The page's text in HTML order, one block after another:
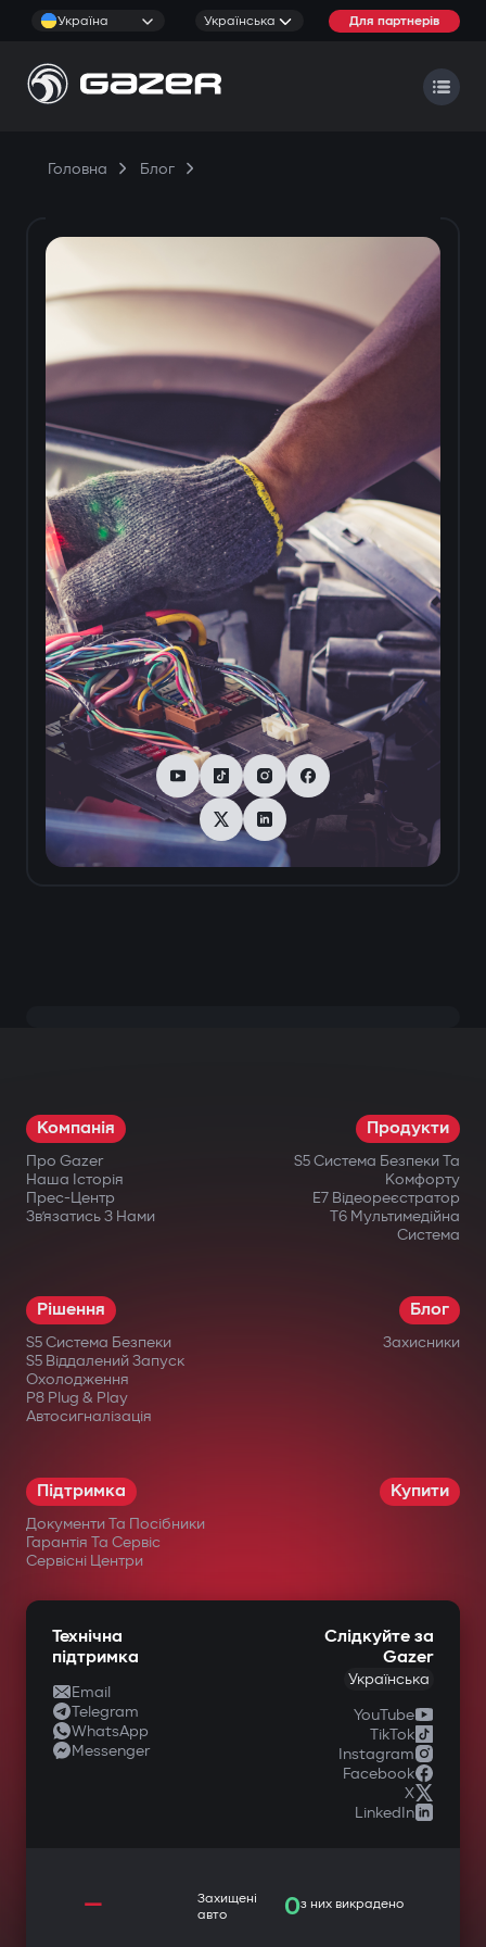
Україна Українська Для партнерів
Головна Блог
Компанія
Про Gazer
Наша Історія
Прес-Центр
Зв’язатись З Нами
Продукти
S5 Система Безпеки Та
Комфорту
E7 Відеореєстратор
T6 Мультимедійна
Система
Рішення
S5 Система Безпеки
S5 Віддалений Запуск
Охолодження
P8 Plug & Play
Автосигналізація
Блог
Захисники
Підтримка
Документи Та Посібники
Гарантія Та Сервіс
Сервісні Центри
Купити
Технічна
підтримка
Email
Telegram
WhatsApp
Messenger
Слідкуйте за
Gazer
Українська
YouTube
TikTok
Instagram
Facebook
X
LinkedIn
—
Захищені
авто
0з них викрадено